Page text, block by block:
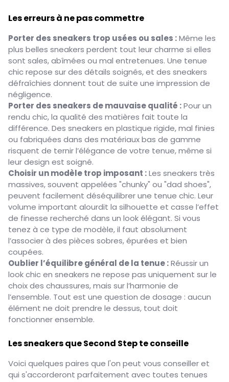
Les erreurs à ne pas commettre
Porter des sneakers trop usées ou sales :Même les
plus belles sneakers perdent tout leur charme si elles
sont sales, abîmées ou mal entretenues. Une tenue
chic repose sur des détails soignés, et des sneakers
défraîchies donnent tout de suite une impression de
négligence.
Porter des sneakers de mauvaise qualité :Pour un
rendu chic, la qualité des matières fait toute la
différence. Des sneakers en plastique rigide, mal finies
ou fabriquées dans des matériaux bas de gamme
risquent de ternir l’élégance de votre tenue, même si
leur design est soigné.
Choisir un modèle trop imposant :Les sneakers très
massives, souvent appelées "chunky" ou "dad shoes",
peuvent facilement déséquilibrer une tenue chic. Leur
volume important alourdit la silhouette et casse l’effet
de finesse recherché dans un look élégant. Si vous
tenez à ce type de modèle, il faut absolument
l’associer à des pièces sobres, épurées et bien
coupées.
Oublier l’équilibre général de la tenue :Réussir un
look chic en sneakers ne repose pas uniquement sur le
choix des chaussures, mais sur l’harmonie de
l’ensemble. Tout est une question de dosage : aucun
élément ne doit prendre le dessus, tout doit
fonctionner ensemble.
Les sneakers que Second Step te conseille
Voici quelques paires que l'on peut vous conseiller et
qui s'accorderont parfaitement avec toutes tenues